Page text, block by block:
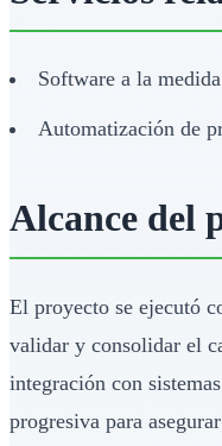
Software a la medida
Automatización de
Alcance del
El proyecto se ejecutó
validar y consolidar el
integración con
progresiva para